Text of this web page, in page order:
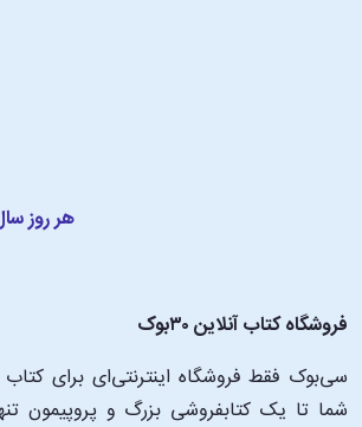
هر روز
فروشگاه کتاب آنلاین ۳۰بوک
سی‌بوک فقط فروشگاه اینترنتی‌ای برای